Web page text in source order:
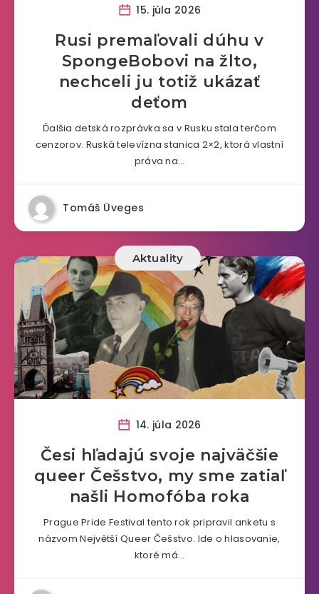
15. júla 2026
Rusi premaľovali dúhu v
SpongeBobovi na žlto,
nechceli ju totiž ukázať
deťom
Ďalšia detská rozprávka sa v Rusku stala terčom
cenzorov. Ruská televízna stanica 2×2, ktorá vlastní
práva na…
Tomáš Üveges
Aktuality
14. júla 2026
Česi hľadajú svoje najväčšie
queer Češstvo, my sme zatiaľ
našli Homofóba roka
Prague Pride Festival tento rok pripravil anketu s
názvom Největší Queer Češstvo. Ide o hlasovanie,
ktoré má…